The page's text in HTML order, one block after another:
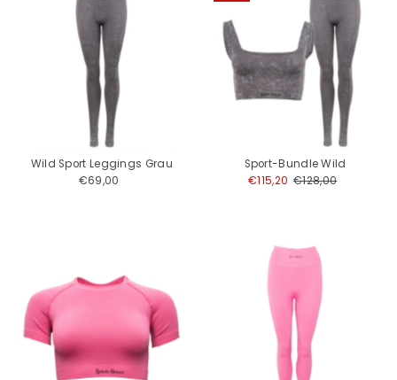
Wild Sport Leggings Grau
Regulärer
€69,00
Sport-Bundle Wild
Angebotspreis
€115,20 Regulärer
€128,00